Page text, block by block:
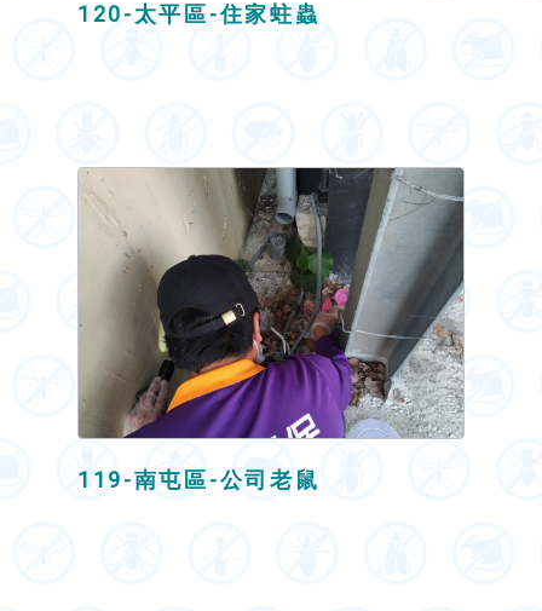
120-太平區-住家蛀蟲
119-南屯區-公司老鼠